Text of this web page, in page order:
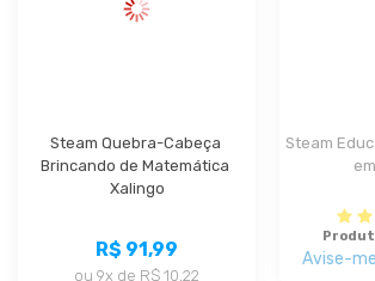
Steam Quebra-Cabeça
Brincando de Matemática
Xalingo
R$ 91,99
ou 9x de R$ 10,22
Steam
Avise-